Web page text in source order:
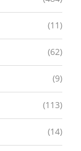
(11)
(62)
(9)
(113)
(14)